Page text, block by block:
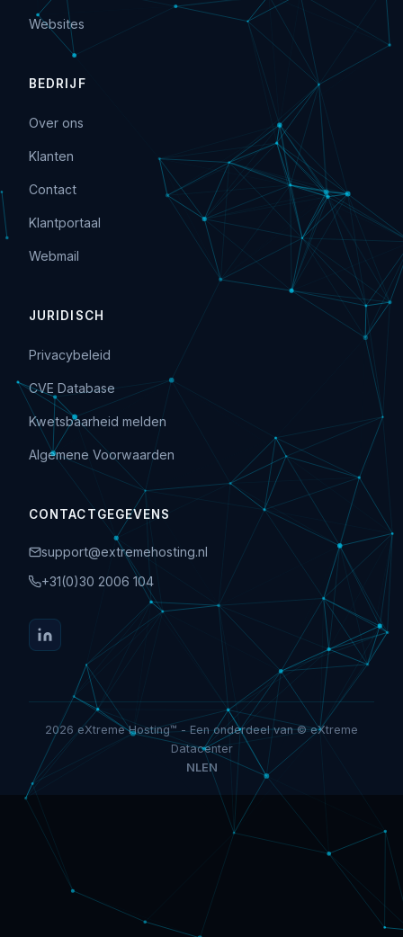
Websites
BEDRIJF
Over ons
Klanten
Contact
Klantportaal
Webmail
JURIDISCH
Privacybeleid
CVE Database
Kwetsbaarheid melden
Algemene Voorwaarden
CONTACTGEGEVENS
support@extremehosting.nl
+31(0)30 2006 104
2026 eXtreme Hosting™ - Een onderdeel van © eXtreme
Datacenter
NLEN